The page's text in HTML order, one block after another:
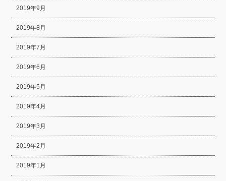
2019年9月
2019年8月
2019年7月
2019年6月
2019年5月
2019年4月
2019年3月
2019年2月
2019年1月